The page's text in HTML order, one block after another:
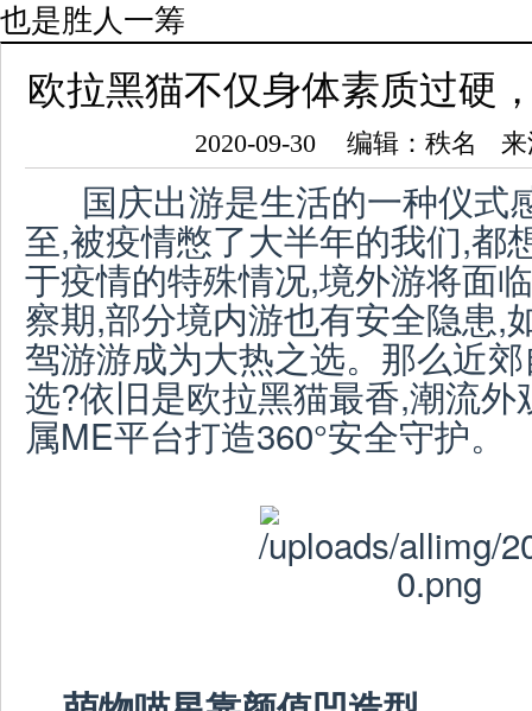
也是胜人一筹
欧拉黑猫不仅身体素质过硬
2020-09-30 编辑：秩名
国庆出游是生活的一种仪式
至,被疫情憋了大半年的我们,都
于疫情的特殊情况,境外游将面
察期,部分境内游也有安全隐患,
驾游游成为大热之选。那么近
选?依旧是欧拉黑猫最香,潮流
属ME平台打造360°安全守护。